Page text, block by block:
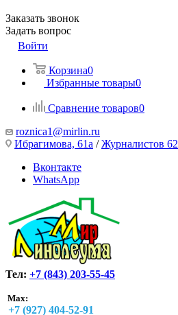
Заказать звонок
Задать вопрос
Войти
Корзина0
Избранные товары0
Сравнение товаров0
roznica1@mirlin.ru
Ибрагимова, 61а /Журналистов 62
Вконтакте
WhatsApp
Тел: +7 (843) 203-55-45
Max:
+7 (927) 404-52-91